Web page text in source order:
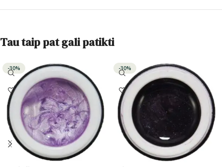
Tau taip pat gali patikti
-30% -30%